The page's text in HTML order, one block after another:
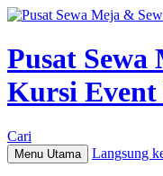
Pusat Sewa
Kursi
Cari
Menu Utama Langsung